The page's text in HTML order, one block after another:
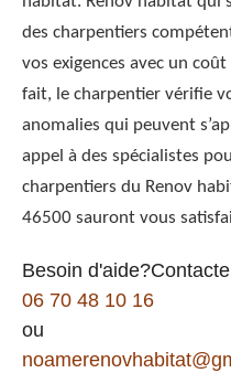
des charpentiers
vos exigences avec un
fait, le charpentier vérifie
anomalies qui peuvent
appel à des spécialistes
charpentiers du Renov
46500 sauront vous
Besoin
06 70 48 10 16
ou